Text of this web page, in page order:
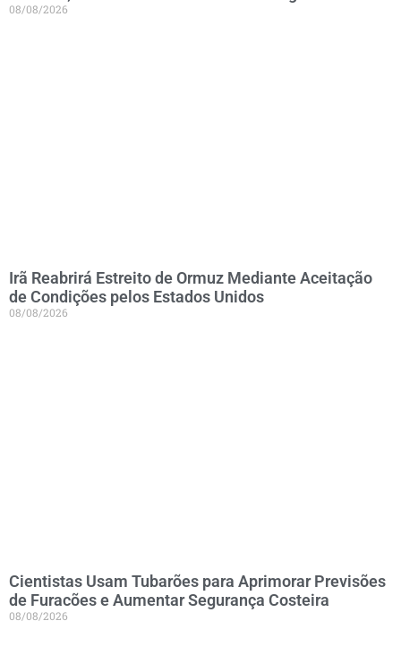
08/08/2026
Irã Reabrirá Estreito de Ormuz Mediante Aceitação
de Condições pelos Estados Unidos
08/08/2026
Cientistas Usam Tubarões para Aprimorar Previsões
de Furacões e Aumentar Segurança Costeira
08/08/2026